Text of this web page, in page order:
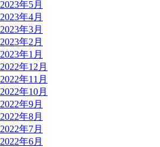
2023年5月
2023年4月
2023年3月
2023年2月
2023年1月
2022年12月
2022年11月
2022年10月
2022年9月
2022年8月
2022年7月
2022年6月